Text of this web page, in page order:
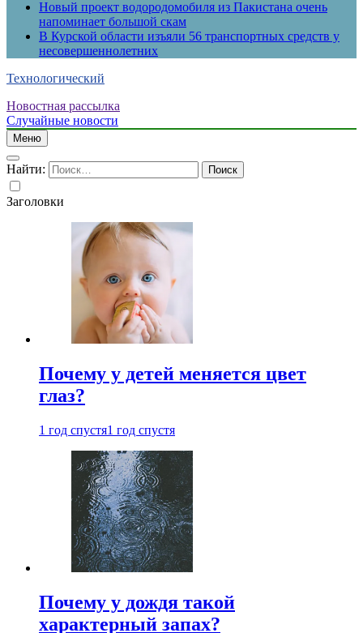
Новый проект водородомобиля из Пакистана очень
напоминает большой скам
В Курской области изъяли 56 транспортных средств у
несовершеннолетних
Технологический
Новостная рассылка
Случайные новости
Меню
Найти:
Заголовки
Почему у детей меняется цвет
глаз?
1 год спустя1 год спустя
Почему у дождя такой
характерный запах?